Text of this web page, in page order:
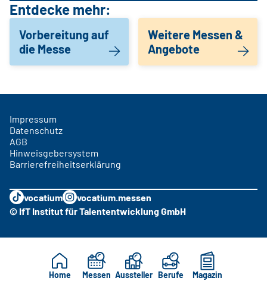
Entdecke mehr:
Vorbereitung auf
die Messe
Weitere Messen &
Angebote
Home Messen Aussteller Berufe Magazin
Impressum
Datenschutz
AGB
Hinweisgebersystem
Barrierefreiheitserklärung
vocatium
vocatium.messen
© IfT Institut für Talententwicklung GmbH